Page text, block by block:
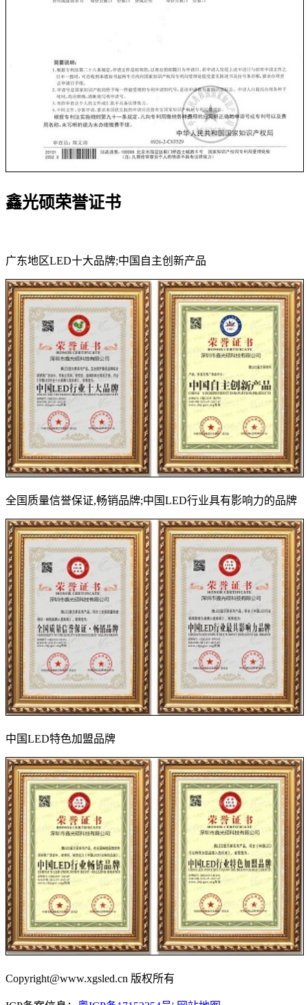
鑫光硕荣誉证书
广东地区LED十大品牌;中国自主创新产品
全国质量信誉保证,畅销品牌;中国LED行业具有影响力的品牌
中国LED特色加盟品牌
Copyright@www.xgsled.cn 版权所有